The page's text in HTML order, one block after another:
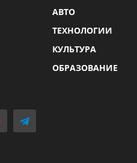
АВТО
ТЕХНОЛОГИИ
КУЛЬТУРА
ОБРАЗОВАНИЕ